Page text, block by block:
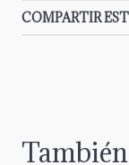
COMPARTIR